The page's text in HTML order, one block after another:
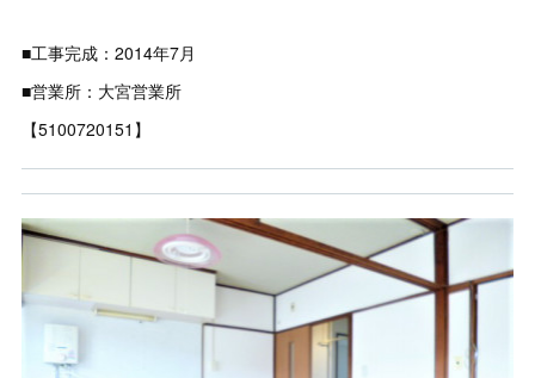
■工事完成：2014年7月
■営業所：大宮営業所
【5100720151】